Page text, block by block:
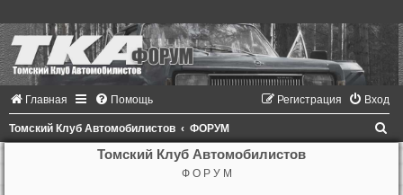
Главная Помощь Вход
Регистрация
Томский Клуб Автомобилистов ФОРУМ
Томский Клуб Автомобилистов
Ф О Р У М